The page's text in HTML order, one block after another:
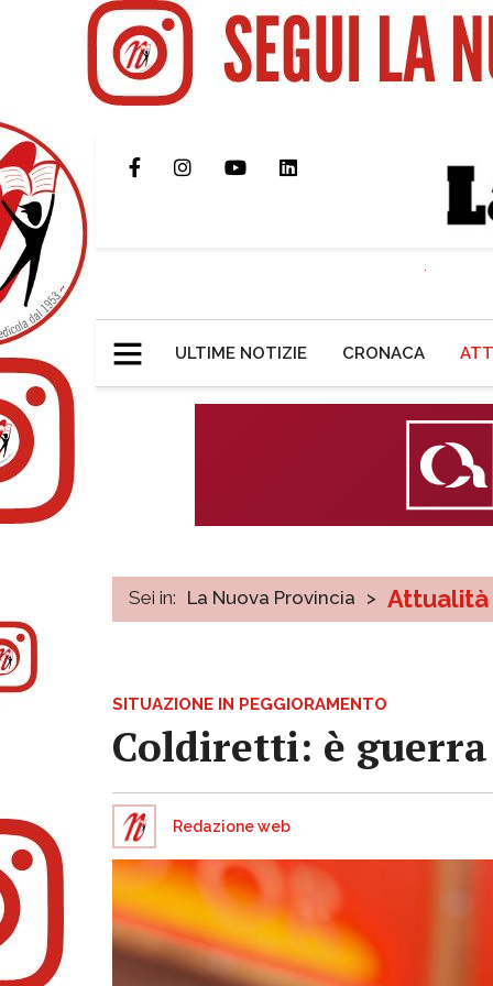
ULTIME NOTIZIE CRONACA
Sei in: La Nuova Provincia > Attualità
SITUAZIONE IN PEGGIORAMENTO
Coldiretti: è
Redazione web